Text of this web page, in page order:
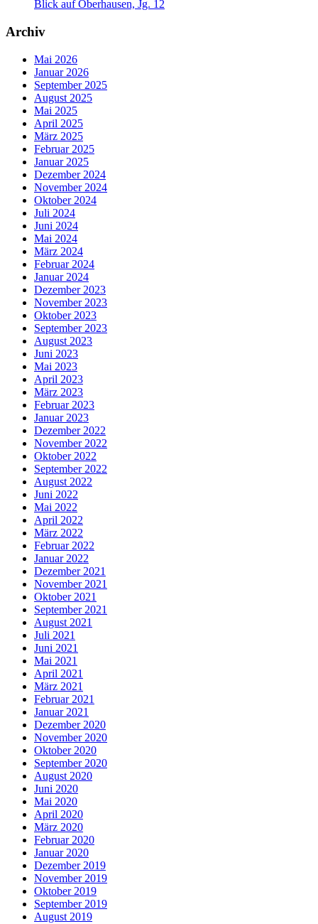
Blick auf Oberhausen, Jg. 12
Archiv
Mai 2026
Januar 2026
September 2025
August 2025
Mai 2025
April 2025
März 2025
Februar 2025
Januar 2025
Dezember 2024
November 2024
Oktober 2024
Juli 2024
Juni 2024
Mai 2024
März 2024
Februar 2024
Januar 2024
Dezember 2023
November 2023
Oktober 2023
September 2023
August 2023
Juni 2023
Mai 2023
April 2023
März 2023
Februar 2023
Januar 2023
Dezember 2022
November 2022
Oktober 2022
September 2022
August 2022
Juni 2022
Mai 2022
April 2022
März 2022
Februar 2022
Januar 2022
Dezember 2021
November 2021
Oktober 2021
September 2021
August 2021
Juli 2021
Juni 2021
Mai 2021
April 2021
März 2021
Februar 2021
Januar 2021
Dezember 2020
November 2020
Oktober 2020
September 2020
August 2020
Juni 2020
Mai 2020
April 2020
März 2020
Februar 2020
Januar 2020
Dezember 2019
November 2019
Oktober 2019
September 2019
August 2019